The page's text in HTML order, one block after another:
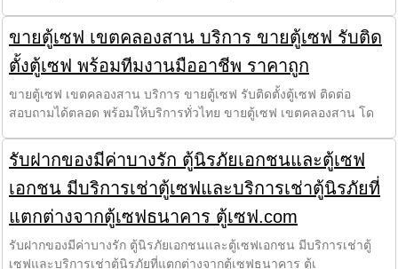
ขายตู้เซฟ เขตคลองสาน บริการ ขายตู้เซฟ รับติด
ตั้งตู้เซฟ พร้อมทีมงานมืออาชีพ ราคาถูก
ขายตู้เซฟ เขตคลองสาน บริการ ขายตู้เซฟ รับติดตั้งตู้เซฟ ติดต่อ
สอบถามได้ตลอด พร้อมให้บริการทั่วไทย ขายตู้เซฟ เขตคลองสาน โด
รับฝากของมีค่าบางรัก ตู้นิรภัยเอกชนและตู้เซฟ
เอกชน มีบริการเช่าตู้เซฟและบริการเช่าตู้นิรภัยที่
แตกต่างจากตู้เซฟธนาคาร ตู้เซฟ.com
รับฝากของมีค่าบางรัก ตู้นิรภัยเอกชนและตู้เซฟเอกชน มีบริการเช่าตู้
เซฟและบริการเช่าตู้นิรภัยที่แตกต่างจากตู้เซฟธนาคาร ตู้เ